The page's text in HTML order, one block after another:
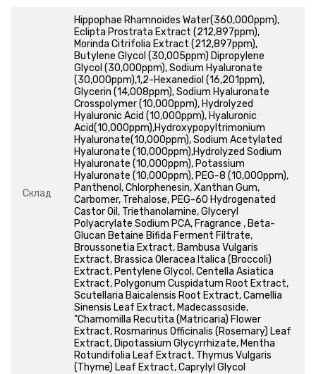
Склад
Hippophae Rhamnoides Water(360,000ppm),
Eclipta Prostrata Extract (212,897ppm),
Morinda Citrifolia Extract (212,897ppm),
Butylene Glycol (30,005ppm) Dipropylene
Glycol (30,000ppm), Sodium Hyaluronate
(30,000ppm),1,2-Hexanediol (16,201ppm),
Glycerin (14,008ppm), Sodium Hyaluronate
Crosspolymer (10,000ppm), Hydrolyzed
Hyaluronic Acid (10,000ppm), Hyaluronic
Acid(10,000ppm),Hydroxypopyltrimonium
Hyaluronate(10,000ppm), Sodium Acetylated
Hyaluronate (10,00Oppm),Hydrolyzed Sodium
Hyaluronate (10,000ppm), Potassium
Hyaluronate (10,000ppm), PEG-8 (10,000ppm),
Panthenol, Chlorphenesin, Xanthan Gum,
Carbomer, Trehalose, PEG-60 Hydrogenated
Castor Oil, Triethanolamine, Glyceryl
Polyacrylate Sodium PCA, Fragrance , Beta-
Glucan Betaine Bifida Ferment Filtrate,
Broussonetia Extract, Bambusa Vulgaris
Extract, Brassica Oleracea Italica (Broccoli)
Extract, Pentylene Glycol, Centella Asiatica
Extract, Polygonum Cuspidatum Root Extract,
Scutellaria Baicalensis Root Extract, Camellia
Sinensis Leaf Extract, Madecassoside,
"Chamomilla Recutita (Matricaria) Flower
Extract, Rosmarinus Officinalis (Rosemary) Leaf
Extract, Dipotassium Glycyrrhizate, Mentha
Rotundifolia Leaf Extract, Thymus Vulgaris
(Thyme) Leaf Extract, Caprylyl Glycol